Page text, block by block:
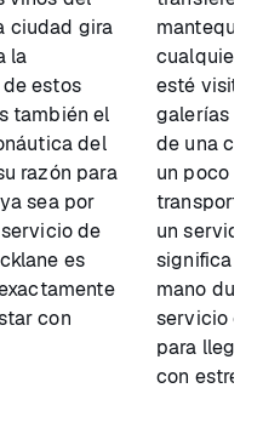
ciudad gira
la
estos
también el
del
razón para
sea por
de
es
con
cualquier
esté
galerías
de una cita
un poco
transporte
un servicio
significa
mano
servicio de
para llegar
con